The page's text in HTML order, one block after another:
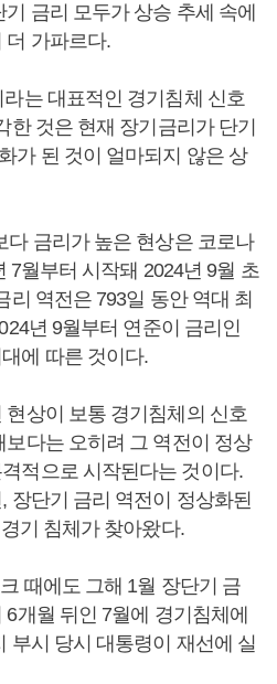
금리 모두가 상승 추세 속에
더 가파르다.
라는 대표적인 경기침체 신호
한 것은 현재 장기금리가 단기
가 된 것이 얼마되지 않은 상
다 금리가 높은 현상은 코로나
7월부터 시작돼 2024년 9월 초
리 역전은 793일 동안 역대 최
년 9월부터 연준이 금리인
에 따른 것이다.
상이 보통 경기침체의 신호
다는 오히려 그 역전이 정상
적으로 시작된다는 것이다.
장단기 금리 역전이 정상화된
기 침체가 찾아왔다.
때에도 그해 1월 장단기 금
개월 뒤인 7월에 경기침체에
부시 당시 대통령이 재선에 실